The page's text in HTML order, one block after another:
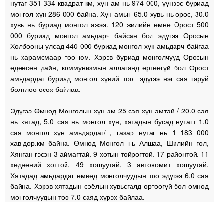
нутаг 351 334 квадрат км, хүн ам нь 974 000, үүнээс буриад
монгол хүн 286 000 байна. Хүн амын 65.0 хувь нь орос, 30.0
хувь нь буриад монгол ажээ. 120 жилийн өмнө Орост 500
000 буриад монгол амьдарч байсан бол эдүгээ Оросын
Холбооны улсад 440 000 буриад монгол хүн амьдарч байгаа
нь харамсмаар тоо юм. Хэрэв буриад монголчууд Оросын
өдөөсөн дайн, коммунизмын аллаганд өртөөгүй бол Орост
амьдардаг буриад монгол хүний тоо эдүгээ нэг сая гаруй
болтлоо өсөх байлаа.
Эдүгээ Өмнөд Монголын хүн ам 25 сая хүн амтай / 20.0 сая
нь хятад, 5.0 сая нь монгол хүн, хятадын бусад нутагт 1.0
сая монгол хүн амьдардаг/ , газар нутаг нь 1 183 000
хав.дөр.км байна. Өмнөд Монгол нь Алшаа, Шилийн гол,
Хянган гэсэн 3 аймагтай, 9 хотын тойрогтой, 17 районтой, 11
хөдөөний хоттой, 49 хошуутай, 3 автономит хошуутай.
Хятадад амьдардаг өмнөд монголчуудын тоо эдүгээ 6,0 сая
байна. Хэрэв хятадын соёлын хувьсгалд өртөөгүй бол өмнөд
монголчуудын тоо 7.0 саяд хүрэх байлаа.